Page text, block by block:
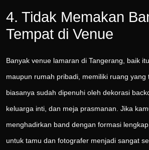
4. Tidak Memakan
Tempat di Venue
Banyak venue lamaran di Tangerang, baik
maupun rumah pribadi, memiliki ruang yang
biasanya sudah dipenuhi oleh dekorasi
keluarga inti, dan meja prasmanan. Jika
menghadirkan band dengan formasi
untuk tamu dan fotografer menjadi sangat